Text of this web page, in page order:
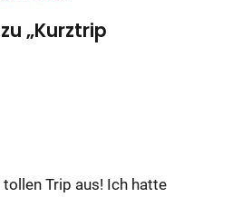
„Kurztrip
Trip aus! Ich hatte